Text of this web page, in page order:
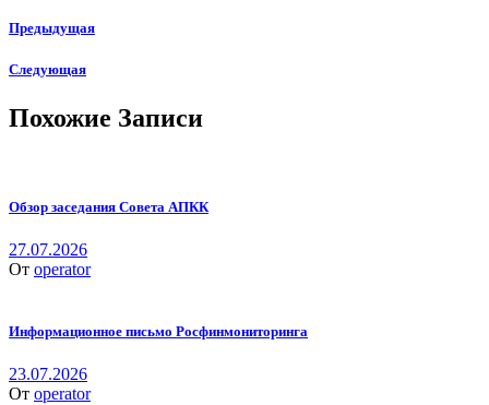
Предыдущая
Следующая
Похожие Записи
Обзор заседания Совета АПКК
27.07.2026
От operator
Информационное письмо Росфинмониторинга
23.07.2026
От operator